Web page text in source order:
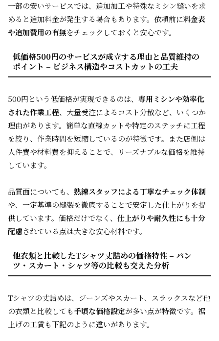
一部の安いサービスでは、追加加工や特殊なミシン縫いを求
めると追加料金が発生する場合もあります。依頼前に料金表
や追加費用の有無をチェックしておくと安心です。
低価格500円のサービスが成立する理由と品質維持の
ポイント – ビジネス構造やコストカットの工夫
500円という低価格が実現できるのは、 専用ミシンや効率化
された作業工程、大量受注によるコスト分散など、いくつか
理由があります。簡単な直線カットや特定のステッチに工程
を絞り、作業時間を短縮しているのが特徴です。また店側は
人件費や材料費を抑えることで、リーズナブルな価格を維持
しています。
品質面についても、 熟練スタッフによる丁寧なチェック体制
や、一定基準の縫製を徹底することで安定した仕上がりを提
供しています。価格だけでなく、 仕上がりや耐久性にも十分
配慮されている点は大きな安心材料です。
他衣類と比較したTシャツ丈詰めの価格特性 – パン
ツ・スカート・シャツ等の比較も交えた分析
Tシャツの丈詰めは、ジーンズやスカート、スラックスなど他
の衣類と比較しても手頃な価格設定が多い点が特徴です。裾
上げの工賃も下記のように違いがあります。